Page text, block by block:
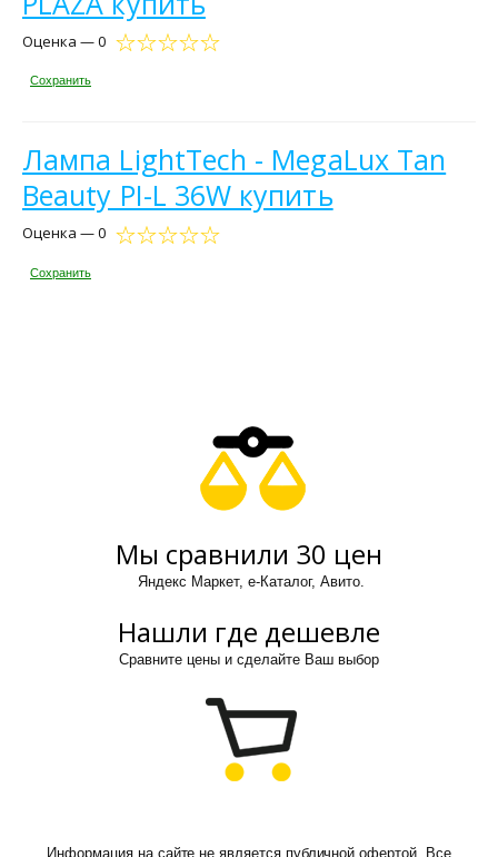
Оценка — 0
Сохранить
Лампа LightTech - MegaLux Tan
Beauty PI-L 36W купить
Оценка — 0
Сохранить
Мы сравнили 30 цен
Яндекс Маркет, е-Каталог, Авито.
Нашли где дешевле
Сравните цены и сделайте Ваш выбор
Информация на сайте не является публичной офертой. Все